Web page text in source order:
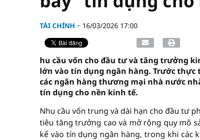
TÀI CHÍNH 16/03/2026 17:00
hu cầu vốn cho đầu tư và tăng trưởng
lớn vào tín dụng ngân hàng. Trước thực
các ngân hàng thương mại nhà nước
tín dụng cho nền kinh tế.
Nhu cầu vốn trung và dài hạn cho đầu tư
tiêu tăng trưởng cao và mở rộng quy mô
kể vào tín dụng ngân hàng, trong khi